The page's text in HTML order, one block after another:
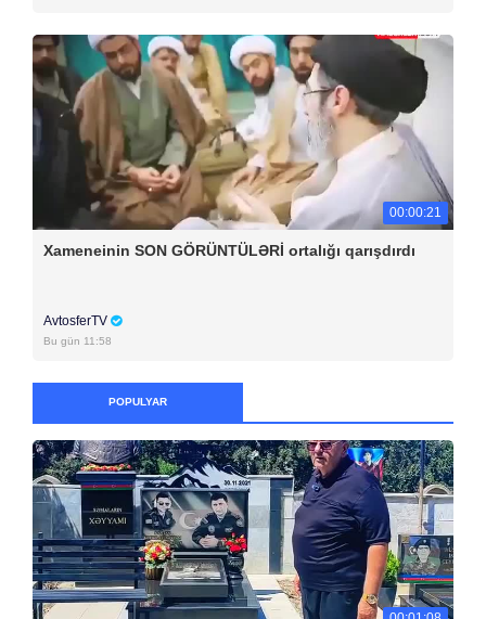
00:00:21
Xameneinin SON GÖRÜNTÜLƏRİ ortalığı qarışdırdı
AvtosferTV
Bu gün 11:58
POPULYAR